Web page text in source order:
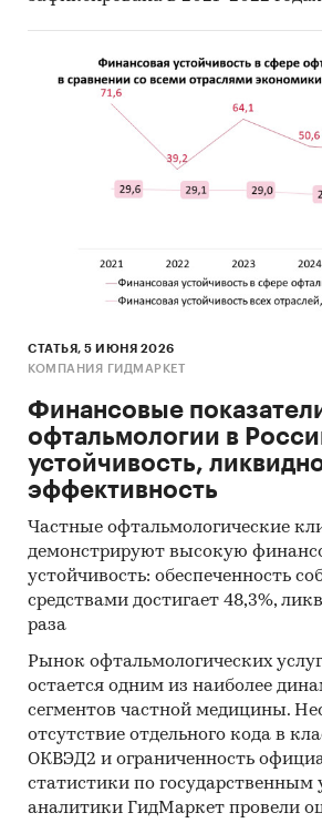
СТАТЬЯ, 5 ИЮНЯ 2026
КОМПАНИЯ ГИДМАРКЕТ
Финансовые
офтальмологии в
устойчивость,
эффективность
Частные офтальмологические
демонстрируют высокую
устойчивость: обеспеченность
средствами достигает 48,3%,
раза
Рынок офтальмологических
остается одним из наиболее
сегментов частной медицины.
отсутствие отдельного кода в
ОКВЭД2 и ограниченность
статистики по государственным
аналитики ГидМаркет провели